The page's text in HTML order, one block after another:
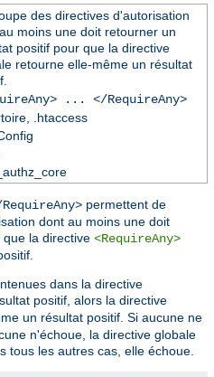
des directives d'autorisation
moins une doit retourner un
positif pour que la directive
retourne elle-même un résultat
... </RequireAny>
.htaccess
permettent de
dont au moins une doit
la directive <RequireAny>
dans la directive
positif, alors la directive
un résultat positif. Si aucune ne
n'échoue, la directive globale
tous les autres cas, elle échoue.